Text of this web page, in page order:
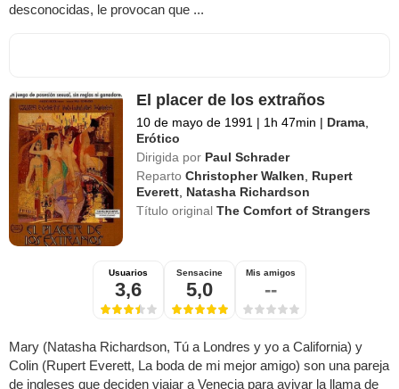
desconocidas, le provocan que ...
El placer de los extraños
10 de mayo de 1991 | 1h 47min | Drama,
Erótico
Dirigida por Paul Schrader
Reparto Christopher Walken, Rupert
Everett, Natasha Richardson
Título originalThe Comfort of Strangers
Usuarios
3,6
Sensacine
5,0
Mis amigos
--
Mary (Natasha Richardson, Tú a Londres y yo a California) y
Colin (Rupert Everett, La boda de mi mejor amigo) son una pareja
de ingleses que deciden viajar a Venecia para avivar la llama de